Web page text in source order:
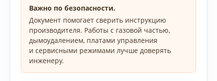
Важно по безопасности.
Документ помогает сверить инструкцию
производителя. Работы с газовой частью,
дымоудалением, платами управления
и сервисными режимами лучше доверять
инженеру.